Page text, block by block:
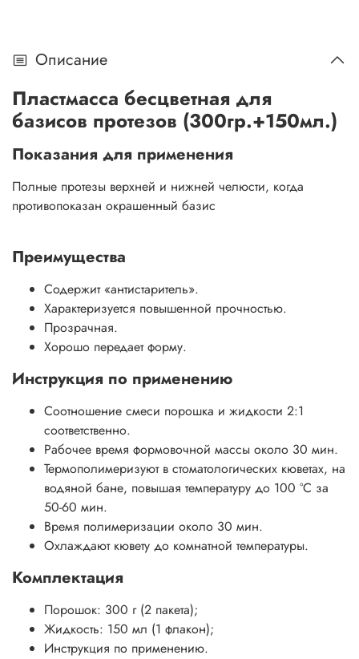
Описание
Пластмасса бесцветная для
базисов протезов (300гр.+150мл.)
Показания для применения
Полные протезы верхней и нижней челюсти, когда
противопоказан окрашенный базис
Преимущества
Содержит «антистаритель».
Характеризуется повышенной прочностью.
Прозрачная.
Хорошо передает форму.
Инструкция по применению
Соотношение смеси порошка и жидкости 2:1
соответственно.
Рабочее время формовочной массы около 30 мин.
Термополимеризуют в стоматологических кюветах, на
водяной бане, повышая температуру до 100 °С за
50-60 мин.
Время полимеризации около 30 мин.
Охлаждают кювету до комнатной температуры.
Комплектация
Порошок: 300 г (2 пакета);
Жидкость: 150 мл (1 флакон);
Инструкция по применению.